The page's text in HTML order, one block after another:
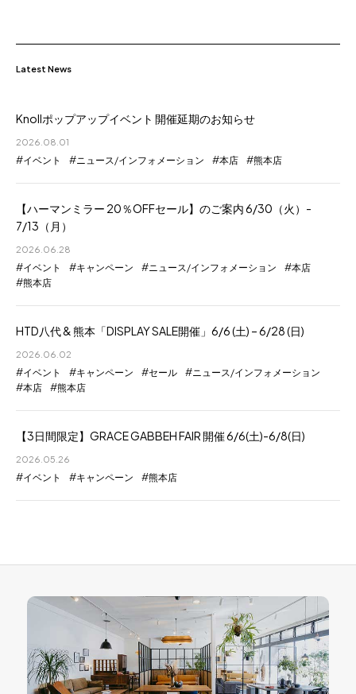
Latest News
Knollポップアップイベント 開催延期のお知らせ
2026.08.01
イベント ニュース/インフォメーション 本店 熊本店
【ハーマンミラー 20％OFFセール】のご案内 6/30（火）-
7/13（月）
2026.06.28
イベント キャンペーン ニュース/インフォメーション
本店
熊本店
HTD八代 & 熊本「DISPLAY SALE開催」6/6 (土) – 6/28 (日)
2026.06.02
イベント キャンペーン セール
ニュース/インフォメーション
本店
熊本店
【3日間限定】GRACE GABBEH FAIR 開催 6/6(土)-6/8(日)
2026.05.26
イベント キャンペーン 熊本店